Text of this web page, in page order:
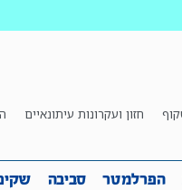
חזון ועקרונות עיתונאיים
הפרלמטר סביבה
כנסת הפרלמטר